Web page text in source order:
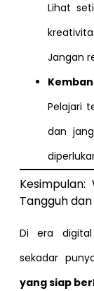
Lihat
Jangan
Pelajari
dan
Tangguh
Di era
sekadar
yang siap